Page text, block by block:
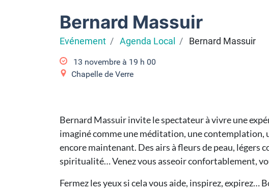
Bernard Massuir
Evénement Agenda Local Bernard Massuir
13 novembre à 19 h 00
Chapelle de Verre
Bernard Massuir invite le spectateur à vivre une
imaginé comme une méditation, une
encore maintenant. Des airs à fleurs de peau, légers
spiritualité… Venez vous asseoir confortablement,
Fermez les yeux si cela vous aide, inspirez, expirez…